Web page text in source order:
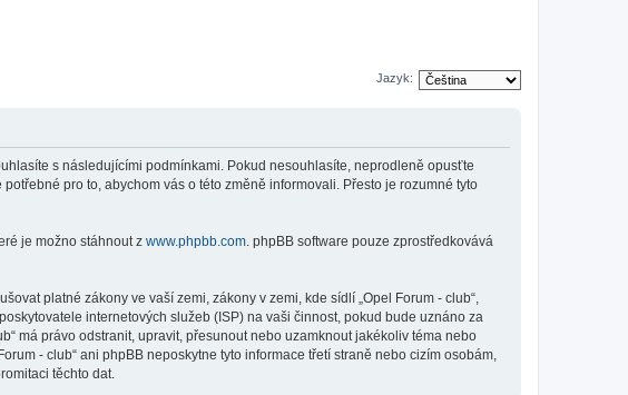
Jazyk:
s následujícími podmínkami. Pokud nesouhlasíte, neprodleně opusťte
pro to, abychom vás o této změně informovali. Přesto je rozumné tyto
je možno stáhnout z www.phpbb.com. phpBB software pouze zprostředkovává
platné zákony ve vaší zemi, zákony v zemi, kde sídlí „Opel Forum - club“,
internetových služeb (ISP) na vaši činnost, pokud bude uznáno za
má právo odstranit, upravit, přesunout nebo uzamknout jakékoliv téma nebo
- club“ ani phpBB neposkytne tyto informace třetí straně nebo cizím osobám,
těchto dat.